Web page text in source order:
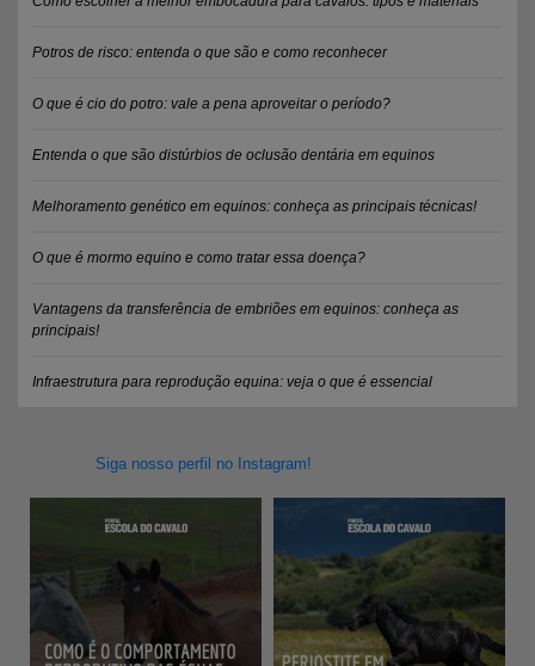
Potros de risco: entenda o que são e como reconhecer
O que é cio do potro: vale a pena aproveitar o período?
Entenda o que são distúrbios de oclusão dentária em equinos
Melhoramento genético em equinos: conheça as principais técnicas!
O que é mormo equino e como tratar essa doença?
Vantagens da transferência de embriões em equinos: conheça as
principais!
Infraestrutura para reprodução equina: veja o que é essencial
Siga nosso perfil no Instagram!